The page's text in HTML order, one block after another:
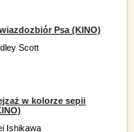
Psa (KINO)
Scott
w kolorze sepii
Ishikawa